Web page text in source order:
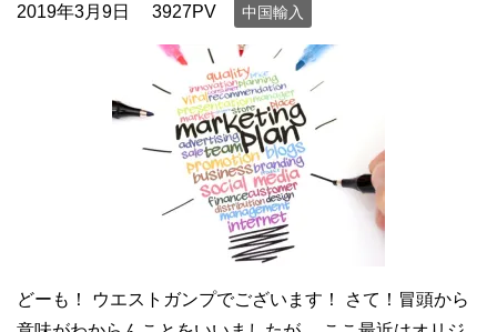
2019年3月9日 3927PV 中国輸入
どーも！ ウエストガンプでございます！ さて！冒頭から